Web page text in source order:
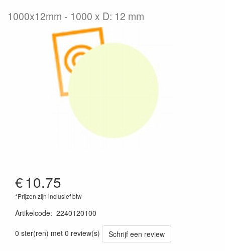
1000x12mm 1000 x D: 12 mm
€10.75
*Prijzen zijn inclusief btw
Artikelcode: 2240120100
0 ster(ren) met 0 review(s)
Schrijf een review